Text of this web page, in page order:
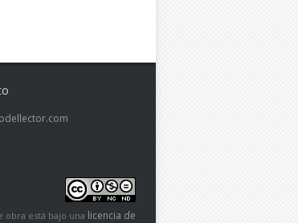
obra está bajo una licencia de